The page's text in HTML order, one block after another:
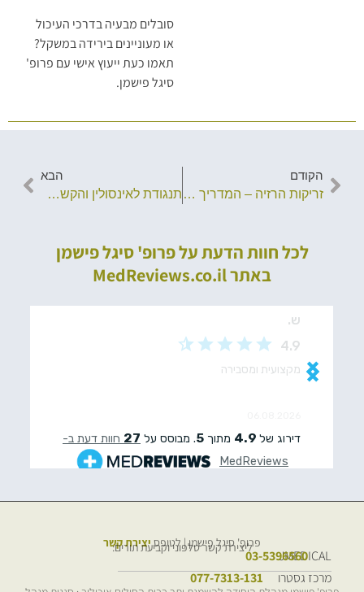
סובלים מבעיה בדרכי העיכול
או מעוניינים בירידה במשקל?
תאמו כעת ייעוץ אישי עם פרופ'
סיגל פישמן.
הקודם
זריקות הרזיה – המדריך המלא
הבא
תנגודת לאינסולין והקשר להשמנת יתר: גורמים, השלכות ודרכי טיפול
לכל חוות הדעת על פרופ' סיגל פישמן
באתר MedReviews.co.il
פרופ' סיגל פישמן | לטופסיצירת קשר
ליצירת קשר טלפוני וקביעת תורים:
JMEDICAL
03-5396560
מרכז גסטרו
077-7313-131